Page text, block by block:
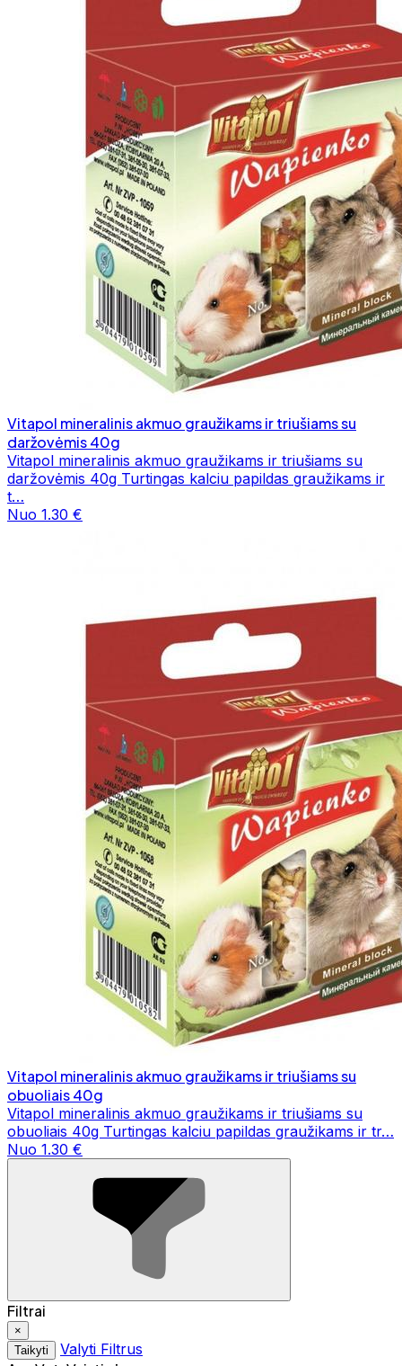
Vitapol mineralinis akmuo graužikams ir triušiams su
daržovėmis 40g
Vitapol mineralinis akmuo graužikams ir triušiams su
daržovėmis 40g Turtingas kalciu papildas graužikams ir
t…
Nuo 1.30 €
Vitapol mineralinis akmuo graužikams ir triušiams su
obuoliais 40g
Vitapol mineralinis akmuo graužikams ir triušiams su
obuoliais 40g Turtingas kalciu papildas graužikams ir tr…
Nuo 1.30 €
Filtrai
×
Taikyti
Valyti Filtrus